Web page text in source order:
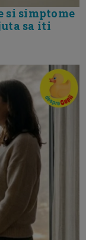
si simptome
sa iti